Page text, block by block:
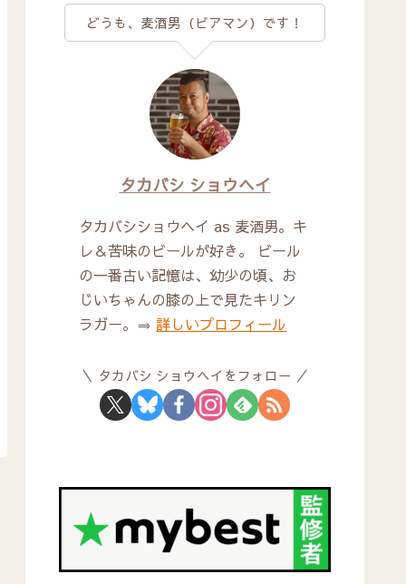
どうも、麦酒男（ビアマン）です！
タカバシ ショウヘイ
タカバシショウヘイ as 麦酒男。キ
レ＆苦味のビールが好き。 ビール
の一番古い記憶は、幼少の頃、お
じいちゃんの膝の上で見たキリン
ラガー。⇒詳しいプロフィール
タカバシ ショウヘイをフォロー